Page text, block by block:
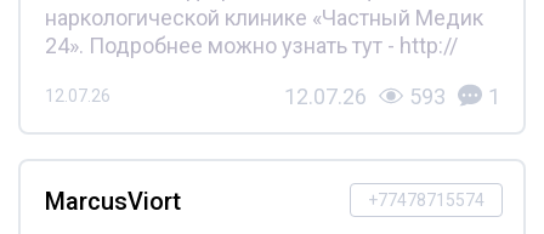
наркологической клинике «Частный Медик
24». Подробнее можно узнать тут - http://
12.07.26 12.07.26 593 1
+77478715574
MarcusViort